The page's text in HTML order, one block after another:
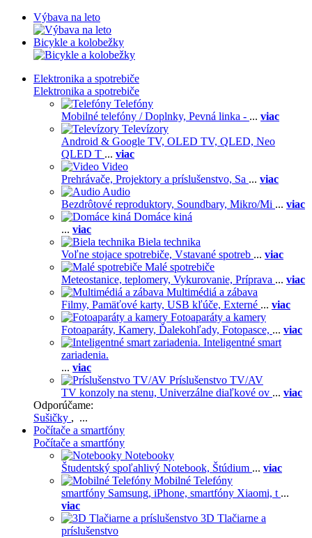
Výbava na leto
Bicykle a kolobežky
Elektronika a spotrebiče
Elektronika a spotrebiče
Telefóny
Mobilné telefóny / Doplnky, Pevná linka - ... viac
Televízory
Android & Google TV, OLED TV, QLED, Neo
QLED T ... viac
Video
Prehrávače, Projektory a príslušenstvo, Sa ... viac
Audio
Bezdrôtové reproduktory, Soundbary, Mikro/Mi ... viac
Domáce kiná
... viac
Biela technika
Voľne stojace spotrebiče, Vstavané spotreb ... viac
Malé spotrebiče
Meteostanice, teplomery, Vykurovanie, Príprava ... viac
Multimédiá a zábava
Filmy, Pamäťové karty, USB kľúče, Externé ... viac
Fotoaparáty a kamery
Fotoaparáty, Kamery, Ďalekohľady, Fotopasce, ... viac
Inteligentné smart
zariadenia.
... viac
Príslušenstvo TV/AV
TV konzoly na stenu, Univerzálne diaľkové ov ... viac
Odporúčame:
Sušičky , ...
Počítače a smartfóny
Počítače a smartfóny
Notebooky
Študentský spoľahlivý Notebook, Štúdium ... viac
Mobilné Telefóny
smartfóny Samsung, iPhone, smartfóny Xiaomi, t ...
viac
3D Tlačiarne a
príslušenstvo